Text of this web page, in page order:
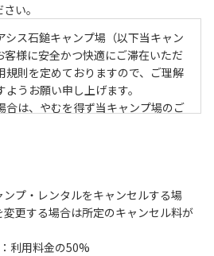
い。
シス⽯鎚キャンプ場（以下当キャン
客様に安全かつ快適にご滞在いただ
規則を定めておりますので、ご理解
うお願い申し上げます。
合は、やむを得ず当キャンプ場のご
】
いただき、ご⾃⾝で事故の防⽌に
の単独での⾏動はご遠慮くださ
プ・レンタルをキャンセルする場
更する場合は所定のキャンセル料が
利用料金の50%